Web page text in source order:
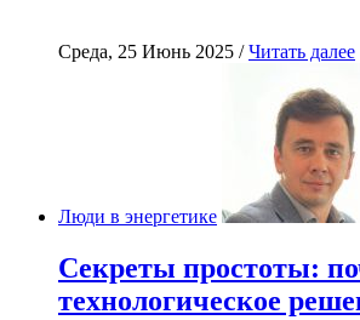
Среда, 25 Июнь 2025 /Читать далее
Люди в энергетике
Секреты простоты:
технологическое